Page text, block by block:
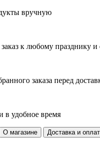
вручную
к любому празднику
заказа перед
в удобное время
О магазине Доставка и